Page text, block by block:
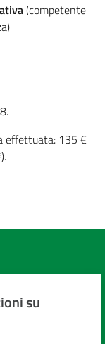
(competente
effettuata: 135 €
su